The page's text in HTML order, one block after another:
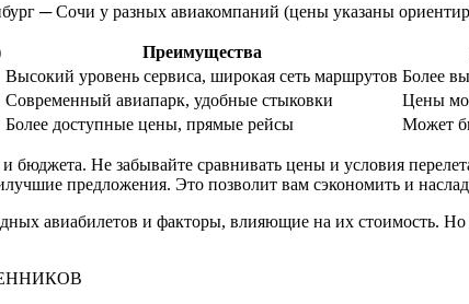
─ Сочи у разных авиакомпаний (цены указаны
Преимущества
Высокий уровень сервиса, широкая сеть маршрутов Более
Современный авиапарк, удобные стыковки
Цены
Более доступные цены, прямые рейсы Может
Не забывайте сравнивать цены и условия
предложения. Это позволит вам сэкономить и
авиабилетов и факторы, влияющие на их стоимость.